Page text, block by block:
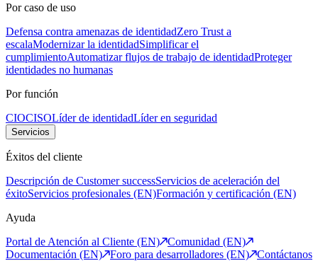
Por caso de uso
Defensa contra amenazas de identidadZero Trust a
escalaModernizar la identidadSimplificar el
cumplimientoAutomatizar flujos de trabajo de identidadProteger
identidades no humanas
Por función
CIOCISOLíder de identidadLíder en seguridad
Servicios
Éxitos del cliente
Descripción de Customer successServicios de aceleración del
éxitoServicios profesionales (EN)Formación y certificación (EN)
Ayuda
Portal de Atención al Cliente (EN)
Comunidad (EN)
Documentación (EN)
Foro para desarrolladores (EN) Contáctanos